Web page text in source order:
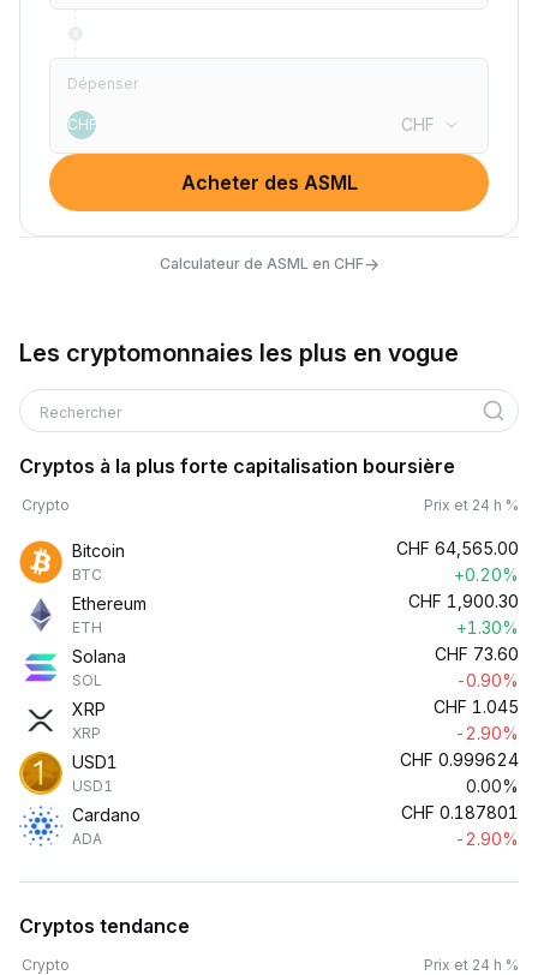
Dépenser
CHF CHF
Acheter des ASML
Calculateur de ASML en CHF→
Les cryptomonnaies les plus en vogue
Rechercher
Cryptos à la plus forte capitalisation boursière
Crypto Prix et 24 h %
Bitcoin
BTC
CHF 64,565.00
+0.20%
Ethereum
ETH
CHF 1,900.30
+1.30%
Solana
SOL
CHF 73.60
-0.90%
XRP
XRP
CHF 1.045
-2.90%
USD1
USD1
CHF 0.999624
0.00%
Cardano
ADA
CHF 0.187801
-2.90%
Cryptos tendance
Crypto Prix et 24 h %